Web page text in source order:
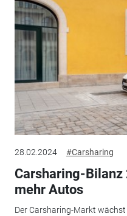
28.02.2024 #Carsharing
Carsharing-Bilanz
mehr Autos
Der Carsharing-Markt